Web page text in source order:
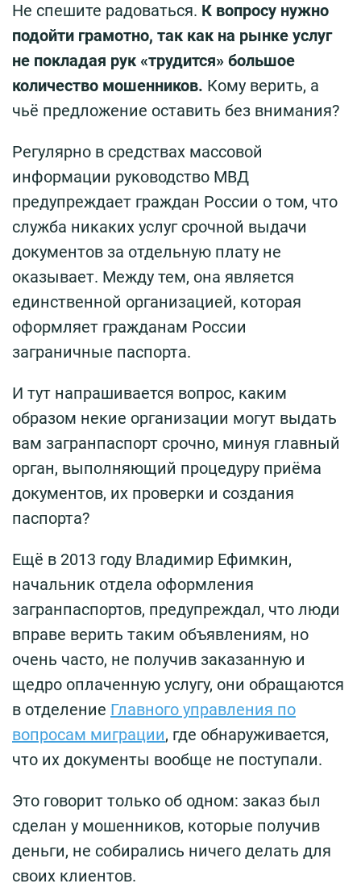
Не спешите радоваться. К вопросу нужно
подойти грамотно, так как на рынке услуг
не покладая рук «трудится» большое
количество мошенников. Кому верить, а
чьё предложение оставить без внимания?
Регулярно в средствах массовой
информации руководство МВД
предупреждает граждан России о том, что
служба никаких услуг срочной выдачи
документов за отдельную плату не
оказывает. Между тем, она является
единственной организацией, которая
оформляет гражданам России
заграничные паспорта.
И тут напрашивается вопрос, каким
образом некие организации могут выдать
вам загранпаспорт срочно, минуя главный
орган, выполняющий процедуру приёма
документов, их проверки и создания
паспорта?
Ещё в 2013 году Владимир Ефимкин,
начальник отдела оформления
загранпаспортов, предупреждал, что люди
вправе верить таким объявлениям, но
очень часто, не получив заказанную и
щедро оплаченную услугу, они обращаются
в отделение Главного управления по
вопросам миграции, где обнаруживается,
что их документы вообще не поступали.
Это говорит только об одном: заказ был
сделан у мошенников, которые получив
деньги, не собирались ничего делать для
своих клиентов.